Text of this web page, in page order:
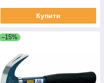
Купити
–15%